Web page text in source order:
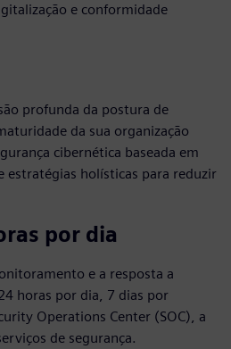
e conformidade
profunda da postura de
da sua organização
cibernética baseada em
estratégias holísticas para reduzir
por dia
e a resposta a
horas por dia, 7 dias por
Operations Center (SOC), a
de segurança.